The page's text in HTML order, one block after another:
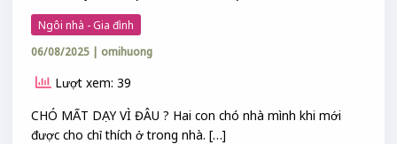
Ngôi nhà - Gia đình
06/08/2025 | omihuong
Lượt xem: 39
CHÓ MẤT DẠY VÌ ĐÂU ? Hai con chó nhà mình khi mới
được cho chỉ thích ở trong nhà. […]